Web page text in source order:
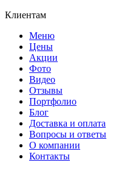
Клиентам
Меню
Цены
Акции
Фото
Видео
Отзывы
Портфолио
Блог
Доставка и оплата
Вопросы и ответы
О компании
Контакты